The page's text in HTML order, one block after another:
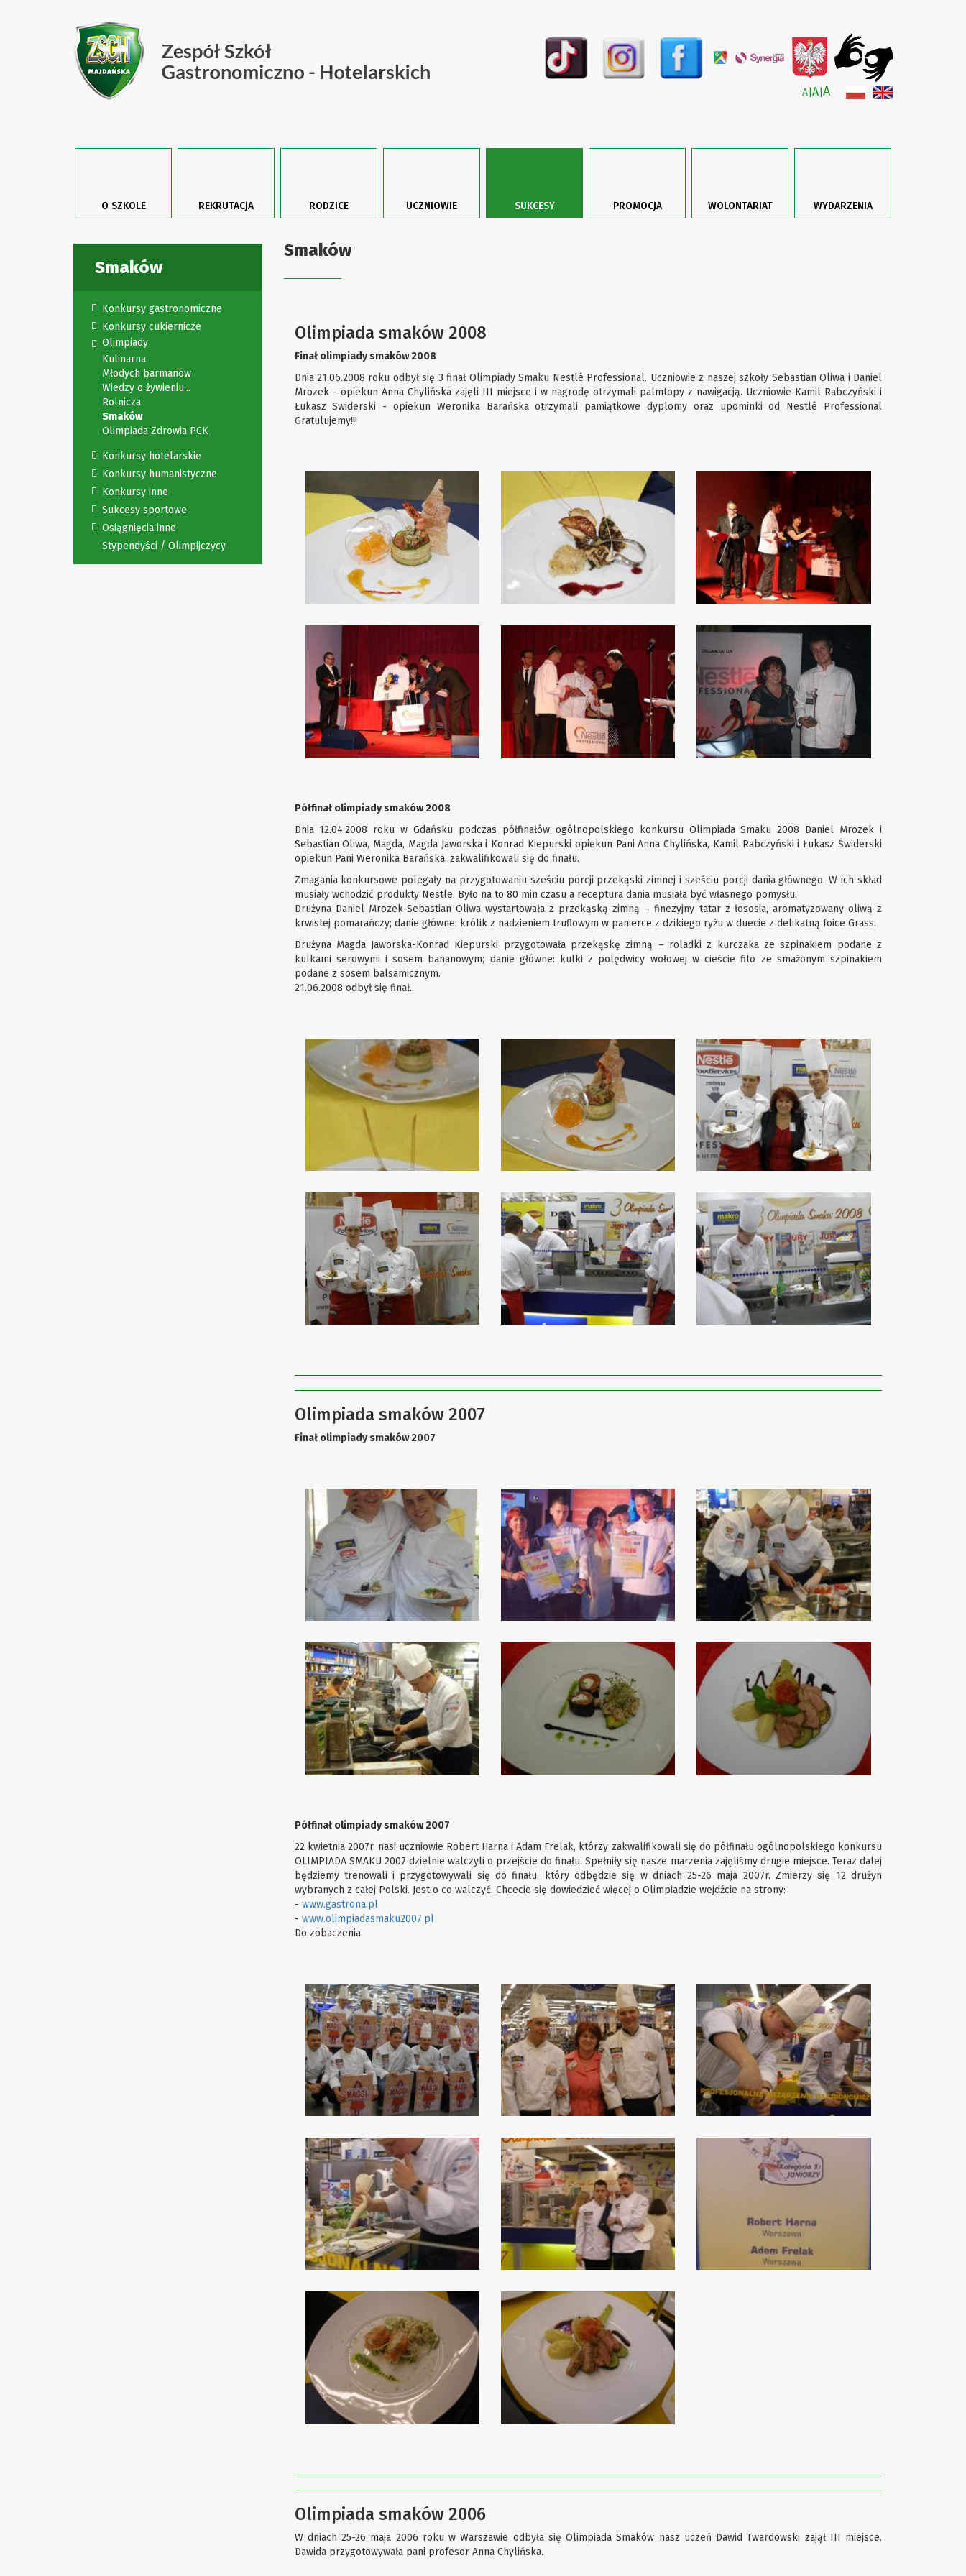
A A A
O SZKOLE REKRUTACJA RODZICE UCZNIOWIE SUKCESY PROMOCJA WOLONTARIAT WYDARZENIA
Smaków
Konkursy gastronomiczne
Konkursy cukiernicze
Olimpiady
Kulinarna
Młodych barmanów
Wiedzy o żywieniu...
Rolnicza
Smaków
Olimpiada Zdrowia PCK
Konkursy hotelarskie
Konkursy humanistyczne
Konkursy inne
Sukcesy sportowe
Osiągnięcia inne
Stypendyści / Olimpijczycy
Smaków
Olimpiada smaków 2008
Finał olimpiady smaków 2008
Dnia 21.06.2008 roku odbył się 3 finał Olimpiady Smaku Nestlé Professional. Uczniowie z naszej szkoły Sebastian Oliwa i Daniel
Mrozek - opiekun Anna Chylińska zajęli III miejsce i w nagrodę otrzymali palmtopy z nawigacją. Uczniowie Kamil Rabczyński i
Łukasz Swiderski - opiekun Weronika Barańska otrzymali pamiątkowe dyplomy oraz upominki od Nestlé Professional
Gratulujemy!!!
Półfinał olimpiady smaków 2008
Dnia 12.04.2008 roku w Gdańsku podczas półfinałów ogólnopolskiego konkursu Olimpiada Smaku 2008 Daniel Mrozek i
Sebastian Oliwa, Magda, Magda Jaworska i Konrad Kiepurski opiekun Pani Anna Chylińska, Kamil Rabczyński i Łukasz Świderski
opiekun Pani Weronika Barańska, zakwalifikowali się do finału.
Zmagania konkursowe polegały na przygotowaniu sześciu porcji przekąski zimnej i sześciu porcji dania głównego. W ich skład
musiały wchodzić produkty Nestle. Było na to 80 min czasu a receptura dania musiała być własnego pomysłu.
Drużyna Daniel Mrozek-Sebastian Oliwa wystartowała z przekąską zimną – finezyjny tatar z łososia, aromatyzowany oliwą z
krwistej pomarańczy; danie główne: królik z nadzieniem truflowym w panierce z dzikiego ryżu w duecie z delikatną foice Grass.
Drużyna Magda Jaworska-Konrad Kiepurski przygotowała przekąskę zimną – roladki z kurczaka ze szpinakiem podane z
kulkami serowymi i sosem bananowym; danie główne: kulki z polędwicy wołowej w cieście filo ze smażonym szpinakiem
podane z sosem balsamicznym.
21.06.2008 odbył się finał.
Olimpiada smaków 2007
Finał olimpiady smaków 2007
Półfinał olimpiady smaków 2007
22 kwietnia 2007r. nasi uczniowie Robert Harna i Adam Frelak, którzy zakwalifikowali się do półfinału ogólnopolskiego konkursu
OLIMPIADA SMAKU 2007 dzielnie walczyli o przejście do finału. Spełniły się nasze marzenia zajęliśmy drugie miejsce. Teraz dalej
będziemy trenowali i przygotowywali się do finału, który odbędzie się w dniach 25-26 maja 2007r. Zmierzy się 12 drużyn
wybranych z całej Polski. Jest o co walczyć. Chcecie się dowiedzieć więcej o Olimpiadzie wejdźcie na strony:
- www.gastrona.pl
- www.olimpiadasmaku2007.pl
Do zobaczenia.
Olimpiada smaków 2006
W dniach 25-26 maja 2006 roku w Warszawie odbyła się Olimpiada Smaków nasz uczeń Dawid Twardowski zajął III miejsce.
Dawida przygotowywała pani profesor Anna Chylińska.